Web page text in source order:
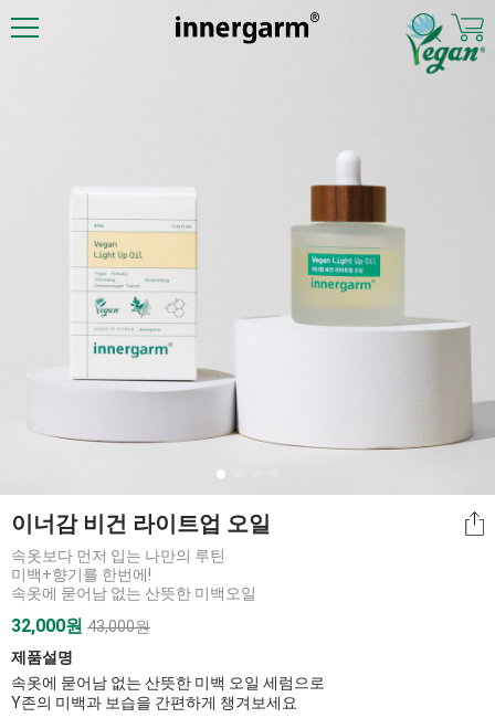
이너감 비건 라이트업 오일
속옷보다 먼저 입는 나만의 루틴
미백+향기를 한번에!
속옷에 묻어남 없는 산뜻한 미백오일
32,000원 43,000원
제품설명
속옷에 묻어남 없는 산뜻한 미백 오일 세럼으로
Y존의 미백과 보습을 간편하게 챙겨보세요